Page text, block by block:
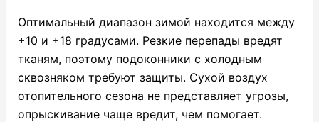
Оптимальный диапазон зимой находится между
+10 и +18 градусами. Резкие перепады вредят
тканям, поэтому подоконники с холодным
сквозняком требуют защиты. Сухой воздух
отопительного сезона не представляет угрозы,
опрыскивание чаще вредит, чем помогает.